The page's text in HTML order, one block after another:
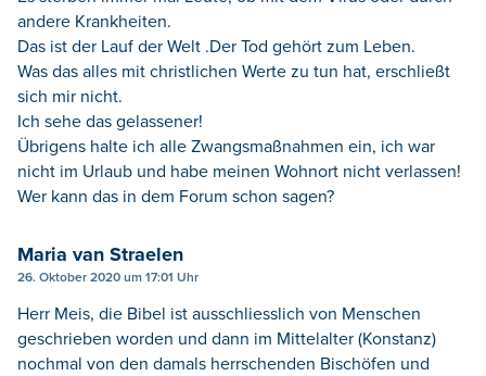
andere Krankheiten.
Das ist der Lauf der Welt .Der Tod gehört zum Leben.
Was das alles mit christlichen Werte zu tun hat, erschließt
sich mir nicht.
Ich sehe das gelassener!
Übrigens halte ich alle Zwangsmaßnahmen ein, ich war
nicht im Urlaub und habe meinen Wohnort nicht verlassen!
Wer kann das in dem Forum schon sagen?
Maria van Straelen
26. Oktober 2020 um 17:01 Uhr
Herr Meis, die Bibel ist ausschliesslich von Menschen
geschrieben worden und dann im Mittelalter (Konstanz)
nochmal von den damals herrschenden Bischöfen und